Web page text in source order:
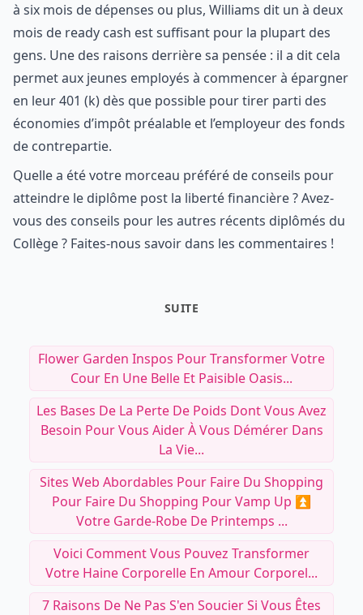
à six mois de dépenses ou plus, Williams dit un à deux
mois de ready cash est suffisant pour la plupart des
gens. Une des raisons derrière sa pensée : il a dit cela
permet aux jeunes employés à commencer à épargner
en leur 401 (k) dès que possible pour tirer parti des
économies d’impôt préalable et l’employeur des fonds
de contrepartie.
Quelle a été votre morceau préféré de conseils pour
atteindre le diplôme post la liberté financière ? Avez-
vous des conseils pour les autres récents diplômés du
Collège ? Faites-nous savoir dans les commentaires !
SUITE
Flower Garden Inspos Pour Transformer Votre
Cour En Une Belle Et Paisible Oasis...
Les Bases De La Perte De Poids Dont Vous Avez
Besoin Pour Vous Aider À Vous Démérer Dans
La Vie...
Sites Web Abordables Pour Faire Du Shopping
Pour Faire Du Shopping Pour Vamp Up ⏫
Votre Garde-Robe De Printemps ...
Voici Comment Vous Pouvez Transformer
Votre Haine Corporelle En Amour Corporel...
7 Raisons De Ne Pas S'en Soucier Si Vous Êtes